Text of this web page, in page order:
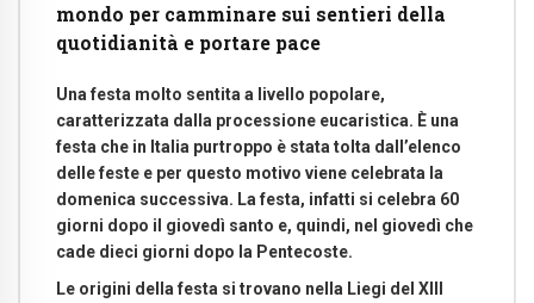
mondo per camminare sui sentieri della
quotidianità e portare pace
Una festa molto sentita a livello popolare,
caratterizzata dalla processione eucaristica. È una
festa che in Italia purtroppo è stata tolta dall’elenco
delle feste e per questo motivo viene celebrata la
domenica successiva. La festa, infatti si celebra 60
giorni dopo il giovedì santo e, quindi, nel giovedì che
cade dieci giorni dopo la Pentecoste.
Le origini della festa si trovano nella Liegi del XIII